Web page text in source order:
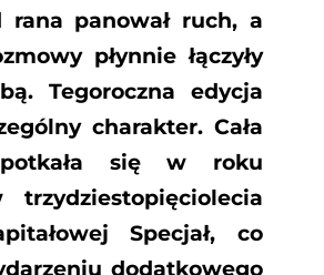
rana panował ruch, a
płynnie łączyły
Tegoroczna edycja
charakter. Cała
się w roku
trzydziestopięciolecia
Specjał, co
dodatkowego